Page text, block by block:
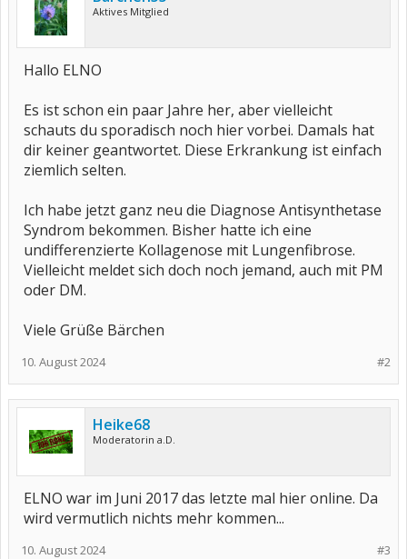
Aktives Mitglied
Hallo ELNO
Es ist schon ein paar Jahre her, aber vielleicht
schauts du sporadisch noch hier vorbei. Damals hat
dir keiner geantwortet. Diese Erkrankung ist einfach
ziemlich selten.
Ich habe jetzt ganz neu die Diagnose Antisynthetase
Syndrom bekommen. Bisher hatte ich eine
undifferenzierte Kollagenose mit Lungenfibrose.
Vielleicht meldet sich doch noch jemand, auch mit PM
oder DM.
Viele Grüße Bärchen
#2
10. August 2024
Heike68
Moderatorin a.D.
ELNO war im Juni 2017 das letzte mal hier online. Da
wird vermutlich nichts mehr kommen...
#3
10. August 2024